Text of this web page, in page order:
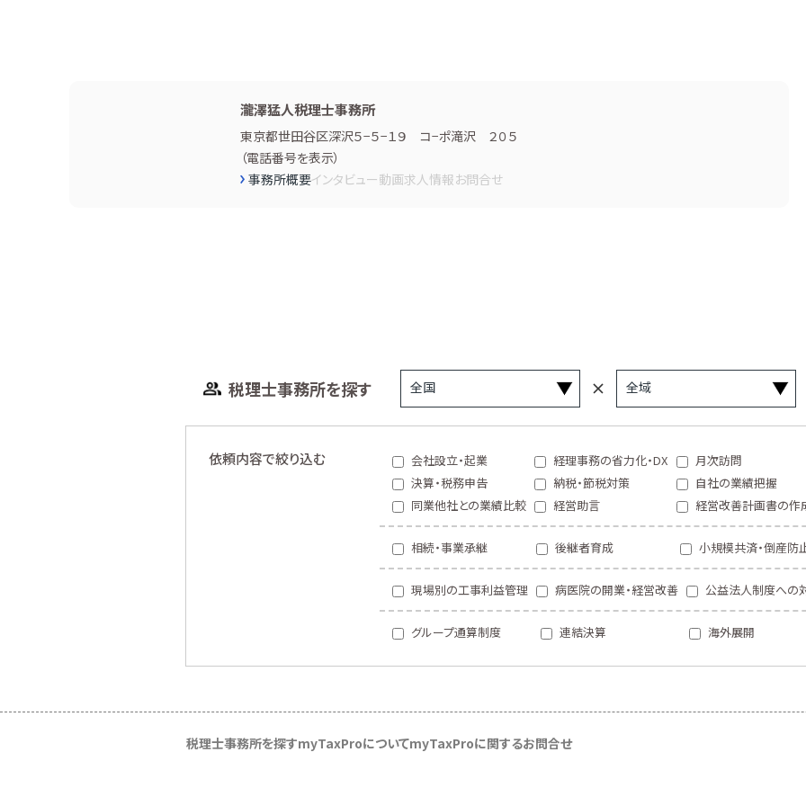
瀧澤猛人税理士事務所
東京都世田谷区深沢５−５−１９ コ−ポ滝沢 ２０５
（電話番号を表示）
事務所概要インタビュー動画求人情報お問合せ
税理士事務所を探す
依頼内容で絞り込む 会社設立・起業 経理事務の省力化・DX
月次訪問
決算・税務申告
納税・節税対策
自社の業績把握
同業他社との業績比較
経営助言 経営改善計画書の作
相続・事業承継 後継者育成 小規模共済・倒産防
現場別の工事利益管理 病医院の開業・経営改善 公益法人制度への
グループ通算制度 連結決算 海外展開
税理士事務所を探すmyTaxProについてmyTaxProに関するお問合せ